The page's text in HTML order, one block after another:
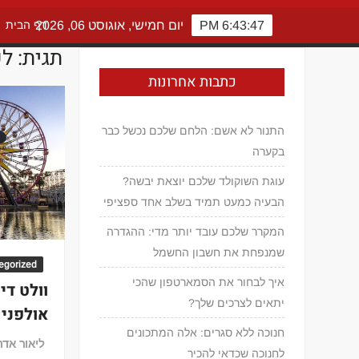
דף הבית 6:43:47 PM יום חמישי, אוגוסט 06, 2026
תגית:
וולט
ליאור
כתבות אחרונות
התנור לא אשם: הלחם שלכם נכשל כבר
בקערה
עוגת השוקולד שלכם יוצאת יבשה?
הבעיה כמעט תמיד בשלב אחד ספציפי
המקרר שלכם עובד יותר מדי: ההגדרה
שמנפחת את חשבון החשמל
איך לבחור את הסמארטפון שהכי
יתאים לצרכים שלך?
חנוכה ללא סגרים: אלה המתכונים
לחנוכה שכדאי להכיר